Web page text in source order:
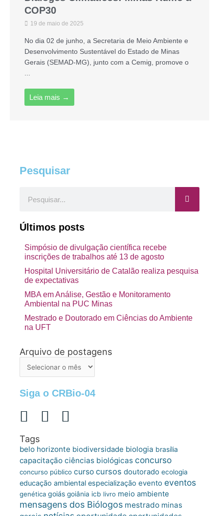
COP30
19 de maio de 2025
No dia 02 de junho, a Secretaria de Meio Ambiente e
Desenvolvimento Sustentável do Estado de Minas
Gerais (SEMAD-MG), junto com a Cemig, promove o
...
Leia mais →
Pesquisar
Últimos posts
Simpósio de divulgação científica recebe
inscrições de trabalhos até 13 de agosto
Hospital Universitário de Catalão realiza pesquisa
de expectativas
MBA em Análise, Gestão e Monitoramento
Ambiental na PUC Minas
Mestrado e Doutorado em Ciências do Ambiente
na UFT
Arquivo de postagens
Arquivo
Siga o CRBio-04
Tags
belo horizonte biodiversidade biologia brasília
capacitação ciências biológicas concurso
concurso público curso cursos doutorado ecologia
educação ambiental especialização evento eventos
genética goiás goiânia icb livro meio ambiente
mensagens dos Biólogos mestrado minas